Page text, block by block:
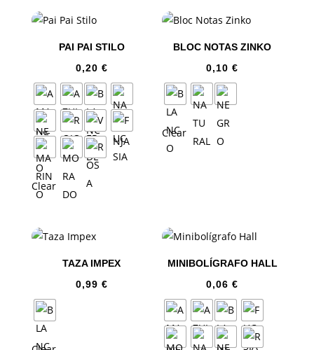
PAI PAI STILO
0,20 €
Clear
BLOC NOTAS ZINKO
0,10€
Clear
TAZA IMPEX
0,99 €
MINIBOLÍGRAFO HALL
0,06€